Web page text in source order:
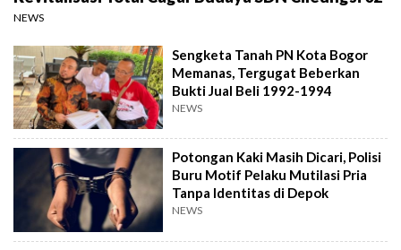
NEWS
Sengketa Tanah PN Kota Bogor
Memanas, Tergugat Beberkan
Bukti Jual Beli 1992-1994
NEWS
Potongan Kaki Masih Dicari, Polisi
Buru Motif Pelaku Mutilasi Pria
Tanpa Identitas di Depok
NEWS